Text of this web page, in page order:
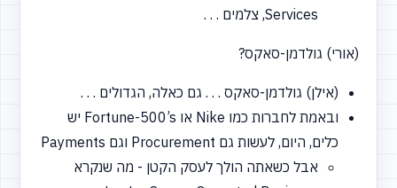
Services, צלמים . . .
(אורי) גולדמן-סאקס?
(אילן) גולדמן-סאקס . . . גם כאלה, הגדולים . . .
ובאמת לחברות כמו Nike או Fortune-500’s יש
כלים, היום, לעשות גם Procurement וגם Payments
אבל כשאתה הולך לעסק הקטן - מה שנקרא